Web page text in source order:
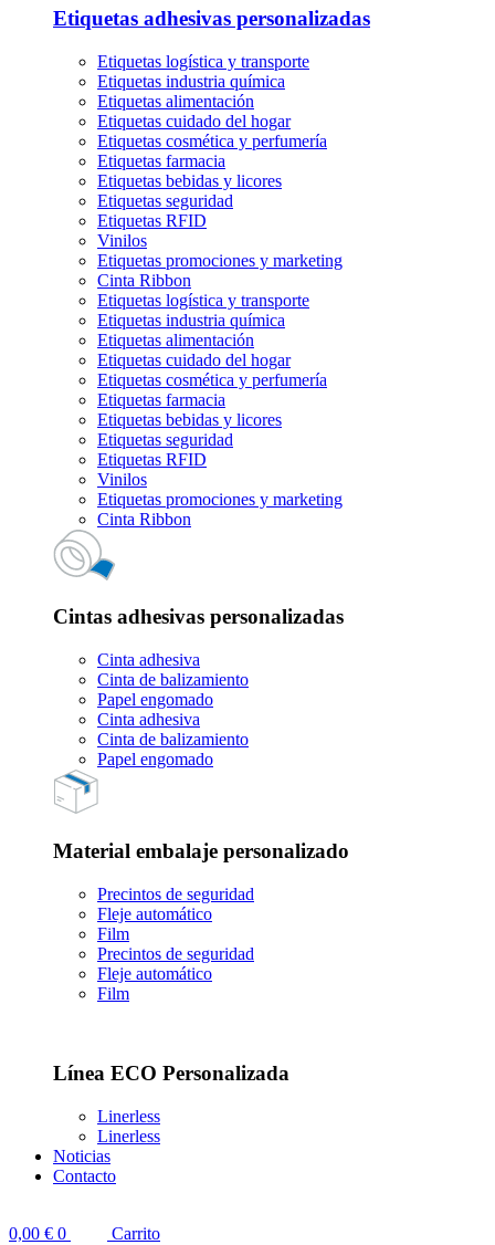
Etiquetas adhesivas personalizadas
Etiquetas logística y transporte
Etiquetas industria química
Etiquetas alimentación
Etiquetas cuidado del hogar
Etiquetas cosmética y perfumería
Etiquetas farmacia
Etiquetas bebidas y licores
Etiquetas seguridad
Etiquetas RFID
Vinilos
Etiquetas promociones y marketing
Cinta Ribbon
Etiquetas logística y transporte
Etiquetas industria química
Etiquetas alimentación
Etiquetas cuidado del hogar
Etiquetas cosmética y perfumería
Etiquetas farmacia
Etiquetas bebidas y licores
Etiquetas seguridad
Etiquetas RFID
Vinilos
Etiquetas promociones y marketing
Cinta Ribbon
Cintas adhesivas personalizadas
Cinta adhesiva
Cinta de balizamiento
Papel engomado
Cinta adhesiva
Cinta de balizamiento
Papel engomado
Material embalaje personalizado
Precintos de seguridad
Fleje automático
Film
Precintos de seguridad
Fleje automático
Film
Línea ECO Personalizada
Linerless
Linerless
Noticias
Contacto
0,00 € 0
Carrito